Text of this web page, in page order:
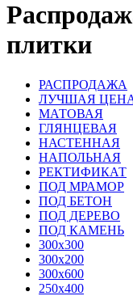
плитки
РАСПРОДАЖА
ЛУЧШАЯ
МАТОВАЯ
ГЛЯНЦЕВАЯ
НАСТЕННАЯ
НАПОЛЬНАЯ
РЕКТИФИКАТ
ПОД МРАМОР
ПОД БЕТОН
ПОД ДЕРЕВО
ПОД КАМЕНЬ
300х300
300х200
300х600
250х400